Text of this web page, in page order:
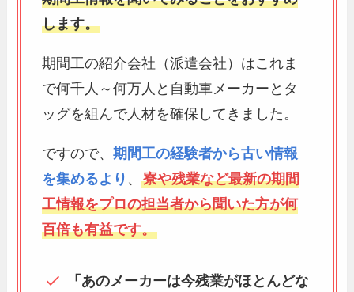
します。
期間工の紹介会社（派遣会社）はこれま
で何千人～何万人と自動車メーカーとタ
ッグを組んで人材を確保してきました。
ですので、期間工の経験者から古い情報
を集めるより 、寮や残業など最新の期間
工情報をプロの担当者から聞いた方が何
百倍も有益です。
「あのメーカーは今残業がほとんどな